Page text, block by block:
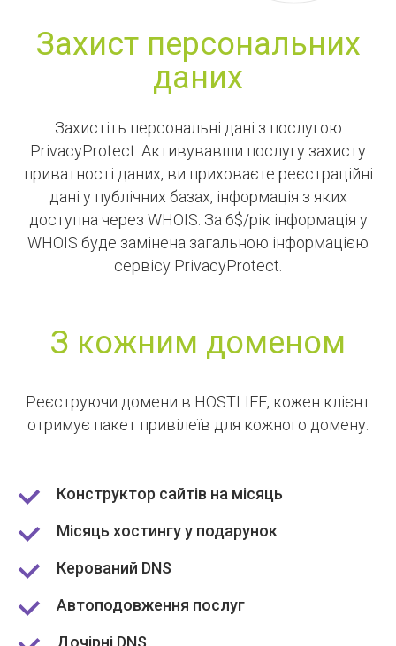
Захист персональних
даних
Захистіть персональні дані з послугою
PrivacyProtect. Активувавши послугу захисту
приватності даних, ви приховаєте реєстраційні
дані у публічних базах, інформація з яких
доступна через WHOIS. За 6$/рік інформація у
WHOIS буде замінена загальною інформацією
сервісу PrivacyProtect.
З кожним доменом
Реєструючи домени в HOSTLIFE, кожен клієнт
отримує пакет привілеїв для кожного домену:
Конструктор сайтів на місяць
Місяць хостингу у подарунок
Керований DNS
Автоподовження послуг
Дочірні DNS